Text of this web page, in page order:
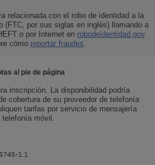
relacionada con el robo de identidad a la
(FTC, por sus siglas en inglés) llamando a
o por Internet en robodeidentidad.gov.
cómo reportar fraudes.
al pie de página
inscripción. La disponibilidad podría
cobertura de su proveedor de telefonía
tarifas por servicio de mensajería
telefonía móvil.
1.1